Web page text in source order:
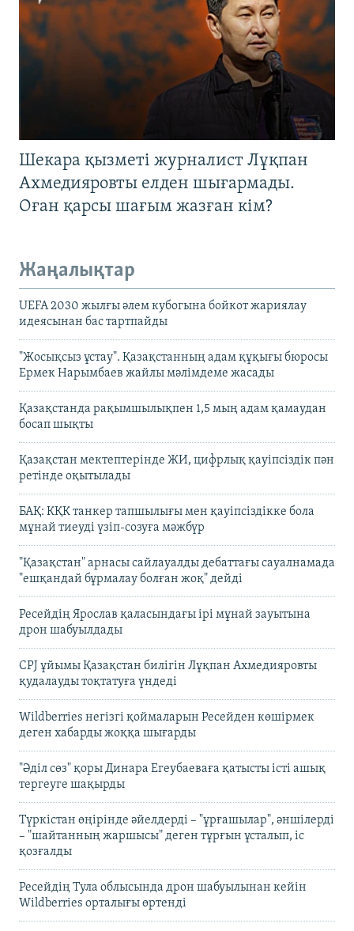
Шекара қызметі журналист Лұқпан
Ахмедияровты елден шығармады.
Оған қарсы шағым жазған кім?
Жаңалықтар
UEFA 2030 жылғы әлем кубогына бойкот жариялау
идеясынан бас тартпайды
"Жосықсыз ұстау". Қазақстанның адам құқығы бюросы
Ермек Нарымбаев жайлы мәлімдеме жасады
Қазақстанда рақымшылықпен 1,5 мың адам қамаудан
босап шықты
Қазақстан мектептерінде ЖИ, цифрлық қауіпсіздік пән
ретінде оқытылады
БАҚ: КҚК танкер тапшылығы мен қауіпсіздікке бола
мұнай тиеуді үзіп-созуға мәжбүр
"Қазақстан" арнасы сайлауалды дебаттағы сауалнамада
"ешқандай бұрмалау болған жоқ" дейді
Ресейдің Ярослав қаласындағы ірі мұнай зауытына
дрон шабуылдады
CPJ ұйымы Қазақстан билігін Лұқпан Ахмедияровты
қудалауды тоқтатуға үндеді
Wildberries негізгі қоймаларын Ресейден көшірмек
деген хабарды жоққа шығарды
"Әділ сөз" қоры Динара Егеубаеваға қатысты істі ашық
тергеуге шақырды
Түркістан өңірінде әйелдерді – "ұрғашылар", әншілерді
– "шайтанның жаршысы" деген тұрғын ұсталып, іс
қозғалды
Ресейдің Тула облысында дрон шабуылынан кейін
Wildberries орталығы өртенді